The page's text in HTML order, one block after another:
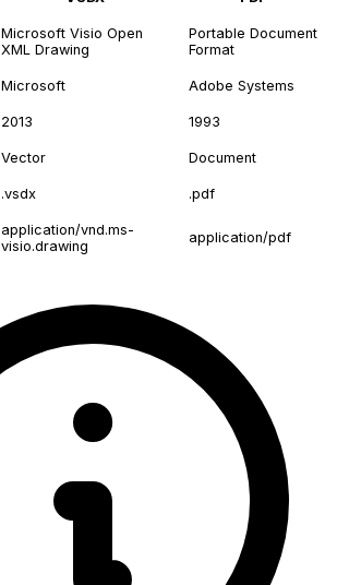
Microsoft Visio Open
XML Drawing
Portable Document
Format
Microsoft Adobe Systems
2013 1993
Vector Document
.vsdx .pdf
application/vnd.ms-
visio.drawing
application/pdf